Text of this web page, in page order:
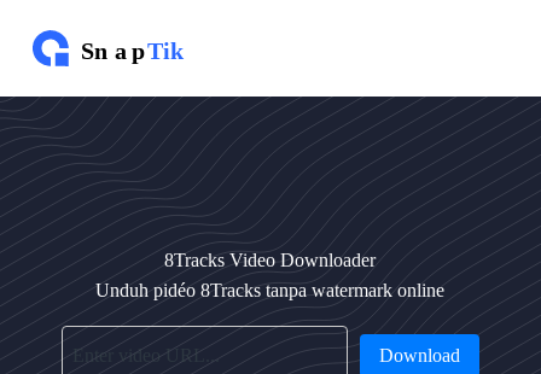
u
a
t
k
e
u
s
i
8Tracks Video Downloader
Unduh pidéo 8Tracks tanpa watermark online
Download